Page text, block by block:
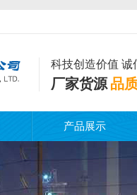
科技创造价值 诚
厂家货源 品
产品展示